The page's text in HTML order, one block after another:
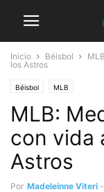
Inicio Béisbol
los Astros
Béisbol MLB
MLB:
con vida
Astros
Por Madeleinne Viteri -